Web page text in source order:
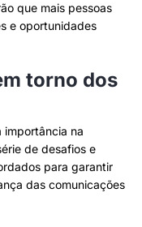
que mais pessoas
e oportunidades
torno dos
importância na
de desafios e
para garantir
das comunicações